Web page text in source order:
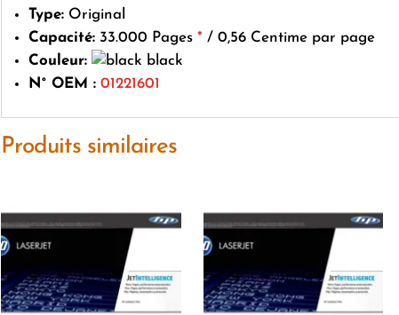
Type:Original
Capacité:33.000 Pages * / 0,56 Centime par page
Couleur:
black
N° OEM : 01221601
Produits similaires